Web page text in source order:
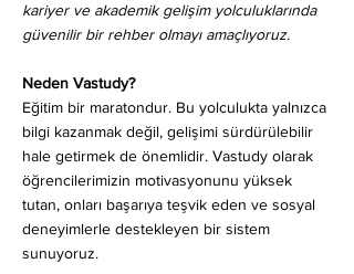
kariyer ve akademik gelişim yolculuklarında
güvenilir bir rehber olmayı amaçlıyoruz.
Neden Vastudy?
Eğitim bir maratondur. Bu yolculukta yalnızca
bilgi kazanmak değil, gelişimi sürdürülebilir
hale getirmek de önemlidir. Vastudy olarak
öğrencilerimizin motivasyonunu yüksek
tutan, onları başarıya teşvik eden ve sosyal
deneyimlerle destekleyen bir sistem
sunuyoruz.